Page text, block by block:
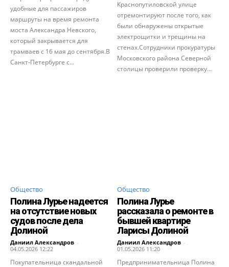
удобные для пассажиров
маршруты на время ремонта
моста Александра Невского,
который закрывается для
трамваев с 16 мая до сентября.В
Санкт-Петербурге с...
Краснопутиловской улице
отремонтируют после того, как
были обнаружены открытые
электрощитки и трещины на
стенах.Сотрудники прокуратуры
Московского района Северной
столицы проверили проверку...
Общество
Полина Лурье надеется
на отсутствие новых
судов после дела
Долиной
Даниил Александров -
04.05.2026 12:22
Покупательница скандальной
Общество
Полина Лурье
рассказала о ремонте в
бывшей квартире
Ларисы Долиной
Даниил Александров -
01.05.2026 11:20
Предпринимательница Полина